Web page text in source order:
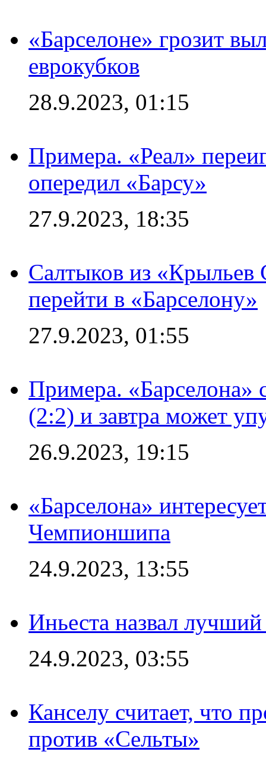
«Барселоне» грозит
еврокубков
28.9.2023, 01:15
Примера. «Реал»
опередил «Барсу»
27.9.2023, 18:35
Салтыков из «Крыльев
перейти в «Барселону»
27.9.2023, 01:55
Примера. «Барселона»
(2:2) и завтра может
26.9.2023, 19:15
«Барселона»
Чемпионшипа
24.9.2023, 13:55
Иньеста назвал
24.9.2023, 03:55
Канселу считает, что
против «Сельты»